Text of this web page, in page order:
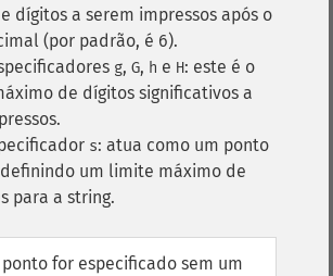
dígitos a serem impressos após o
(por padrão, é 6).
g, G, h e H: este é o
de dígitos significativos a
s: atua como um ponto
um limite máximo de
para a string.
ponto for especificado sem um